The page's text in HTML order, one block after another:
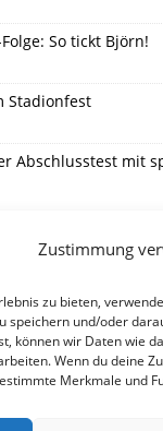
Zustimmung
zu bieten,
speichern und/oder
können wir Daten wie
Wenn du deine
Merkmale und
So tickt Björn!
Stadionfest
Abschlusstest mit